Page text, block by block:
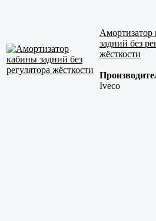
Амортизатор
задний без
жёсткости
Iveco